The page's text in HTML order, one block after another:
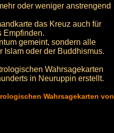
oder weniger anstrengend
das Kreuz auch für
Empfinden.
gemeint, sondern alle
oder der Buddhismus.
Wahrsagekarten
in Neuruppin erstellt.
Wahrsagekarten von